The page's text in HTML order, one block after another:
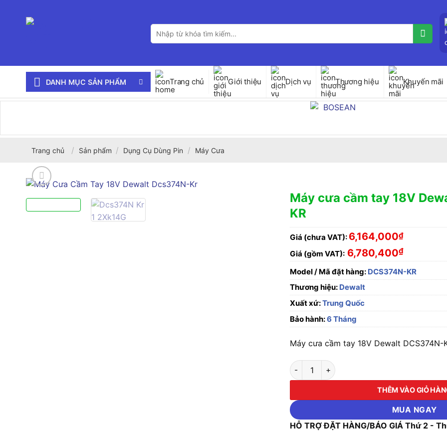
Tìm
kiếm:
DANH MỤC SẢN PHẨM Trang chủ Giới thiệu Dịch vụ Thương hiệu Khuyến mãi
Trang chủ / Sản phẩm / Dụng Cụ Dùng Pin / Máy Cưa
Máy cưa cầm tay 18V
KR
Giá (chưa VAT): 6,164,000₫
Giá (gồm VAT): 6,780,400₫
Model / Mã đặt hàng: DCS374N-KR
Thương hiệu: Dewalt
Xuất xứ:Trung Quốc
Bảo hành:6 Tháng
Máy cưa cầm tay 18V Dewalt DCS374N-
Máy cưa cầm tay 18V Dewalt DCS374N-KR số
THÊM VÀO GIỎ
MUA NGAY
HỖ TRỢ ĐẶT HÀNG/BÁO GIÁ Thứ 2 -